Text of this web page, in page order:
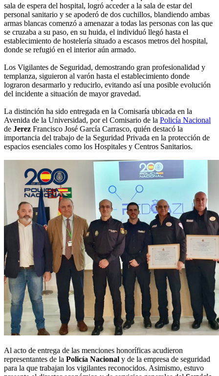
sala de espera del hospital, logró acceder a la sala de estar del
personal sanitario y se apoderó de dos cuchillos, blandiendo ambas
armas blancas comenzó a amenazar a todas las personas con las que
se cruzaba a su paso, en su huida, el individuó llegó hasta el
establecimiento de hostelería situado a escasos metros del hospital,
donde se refugió en el interior aún armado.
Los Vigilantes de Seguridad, demostrando gran profesionalidad y
templanza, siguieron al varón hasta el establecimiento donde
lograron desarmarlo y reducirlo, evitando así una posible evolución
del incidente a situación de mayor gravedad.
La distinción ha sido entregada en la Comisaría ubicada en la
Avenida de la Universidad, por el Comisario de la Policía Nacional
de Jerez Francisco José García Carrasco, quién destacó la
importancia del trabajo de la Seguridad Privada en la protección de
espacios esenciales como los Hospitales y Centros Sanitarios.
Al acto de entrega de las menciones honoríficas acudieron
representantes de la Policía Nacional y de la empresa de seguridad
para la que trabajan los vigilantes reconocidos. Asimismo, estuvo